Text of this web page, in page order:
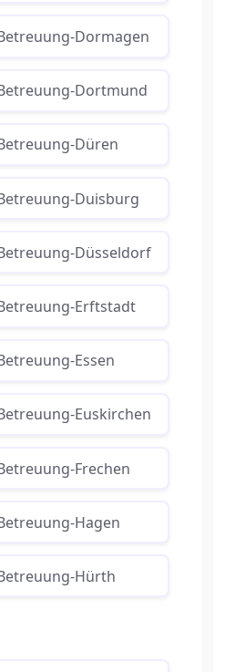
Dormagen
Dortmund
Düren
Duisburg
Düsseldorf
Erftstadt
Essen
Euskirchen
Frechen
Hagen
Hürth